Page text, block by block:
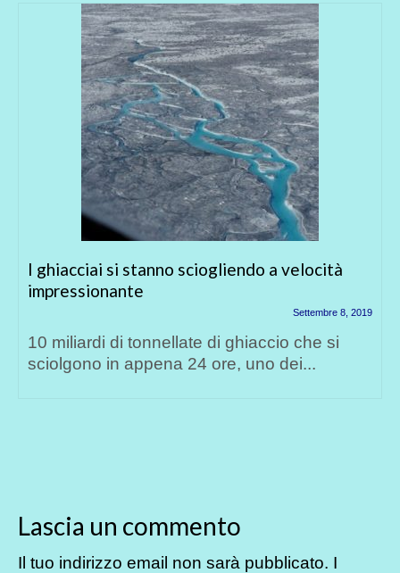
I ghiacciai si stanno sciogliendo a velocità
impressionante
Settembre 8, 2019
10 miliardi di tonnellate di ghiaccio che si
sciolgono in appena 24 ore, uno dei...
Lascia un commento
Il tuo indirizzo email non sarà pubblicato. I